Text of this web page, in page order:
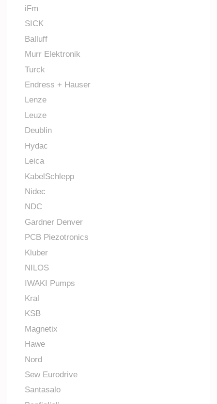
iFm
SICK
Balluff
Murr Elektronik
Turck
Endress + Hauser
Lenze
Leuze
Deublin
Hydac
Leica
KabelSchlepp
Nidec
NDC
Gardner Denver
PCB Piezotronics
Kluber
NILOS
IWAKI Pumps
Kral
KSB
Magnetix
Hawe
Nord
Sew Eurodrive
Santasalo